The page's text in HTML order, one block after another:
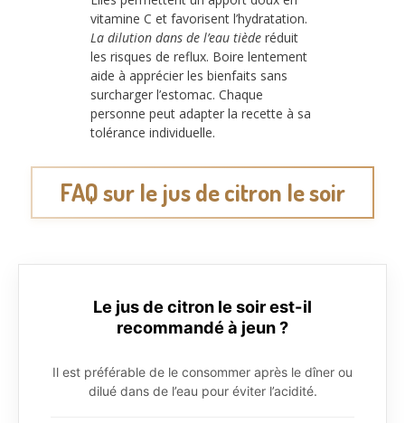
vitamine C et favorisent l’hydratation.
La dilution dans de l’eau tiède réduit
les risques de reflux. Boire lentement
aide à apprécier les bienfaits sans
surcharger l’estomac. Chaque
personne peut adapter la recette à sa
tolérance individuelle.
FAQ sur le jus de citron le soir
Le jus de citron le soir est-il
recommandé à jeun ?
Il est préférable de le consommer après le dîner ou
dilué dans de l’eau pour éviter l’acidité.